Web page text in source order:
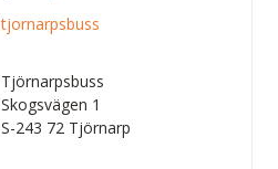
tjornarpsbuss
Tjörnarpsbuss
Skogsvägen 1
S-243 72 Tjörnarp